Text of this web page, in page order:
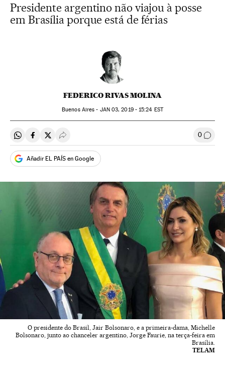
Presidente argentino não viajou à posse
em Brasília porque está de férias
FEDERICO RIVAS MOLINA
Buenos Aires - JAN03, 2019 - 15:24 EST
Compartir en Whatsapp
Compartir en Facebook
Compartir en Twitter
Desplegar Redes Sociales 0
Añadir EL PAÍS en Google
O presidente do Brasil, Jair Bolsonaro, e a primeira-dama, Michelle
Bolsonaro, junto ao chanceler argentino, Jorge Faurie, na terça-feira em
Brasília.
TELAM